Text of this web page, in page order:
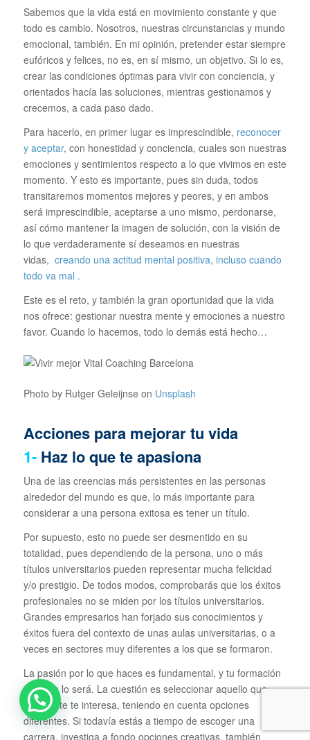
Sabemos que la vida está en movimiento constante y que
todo es cambio. Nosotros, nuestras circunstancias y mundo
emocional, también. En mi opinión, pretender estar siempre
eufóricos y felices, no es, en sí mismo, un objetivo. Si lo es,
crear las condiciones óptimas para vivir con conciencia, y
orientados hacía las soluciones, mientras gestionamos y
crecemos, a cada paso dado.
Para hacerlo, en primer lugar es imprescindible, reconocer
y aceptar, con honestidad y conciencia, cuales son nuestras
emociones y sentimientos respecto a lo que vivimos en este
momento. Y esto es importante, pues sin duda, todos
transitaremos momentos mejores y peores, y en ambos
será imprescindible, aceptarse a uno mismo, perdonarse,
así cómo mantener la imagen de solución, con la visión de
lo que verdaderamente sí deseamos en nuestras
vidas, creando una actitud mental positiva, incluso cuando
todo va mal .
Este es el reto, y también la gran oportunidad que la vida
nos ofrece: gestionar nuestra mente y emociones a nuestro
favor. Cuando lo hacemos, todo lo demás está hecho…
Photo by Rutger Geleijnse on Unsplash
Acciones para mejorar tu vida
1- Haz lo que te apasiona
Una de las creencias más persistentes en las personas
alrededor del mundo es que, lo más importante para
considerar a una persona exitosa es tener un título.
Por supuesto, esto no puede ser desmentido en su
totalidad, pues dependiendo de la persona, uno o más
títulos universitarios pueden representar mucha felicidad
y/o prestigio. De todos modos, comprobarás que los éxitos
profesionales no se miden por los títulos universitarios.
Grandes empresarios han forjado sus conocimientos y
éxitos fuera del contexto de unas aulas universitarias, o a
veces en sectores muy diferentes a los que se formaron.
La pasión por lo que haces es fundamental, y tu formación
también lo será. La cuestión es seleccionar aquello que
realmente te interesa, teniendo en cuenta opciones
diferentes. Si todavía estás a tiempo de escoger una
carrera, investiga a fondo opciones creativas, también